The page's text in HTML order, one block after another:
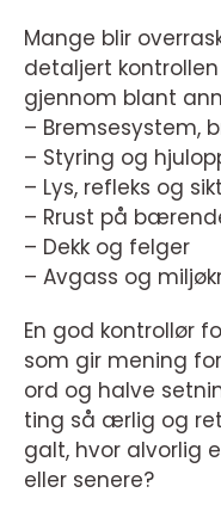
Mange blir
detaljert
gjennom blant
– Bremsesystem,
– Styring og
– Lys, refleks og sikt
– Rrust på
– Dekk og felger
– Avgass og
En god kontrollør
som gir mening
ord og halve
ting så ærlig og
galt, hvor alvorlig
eller senere?